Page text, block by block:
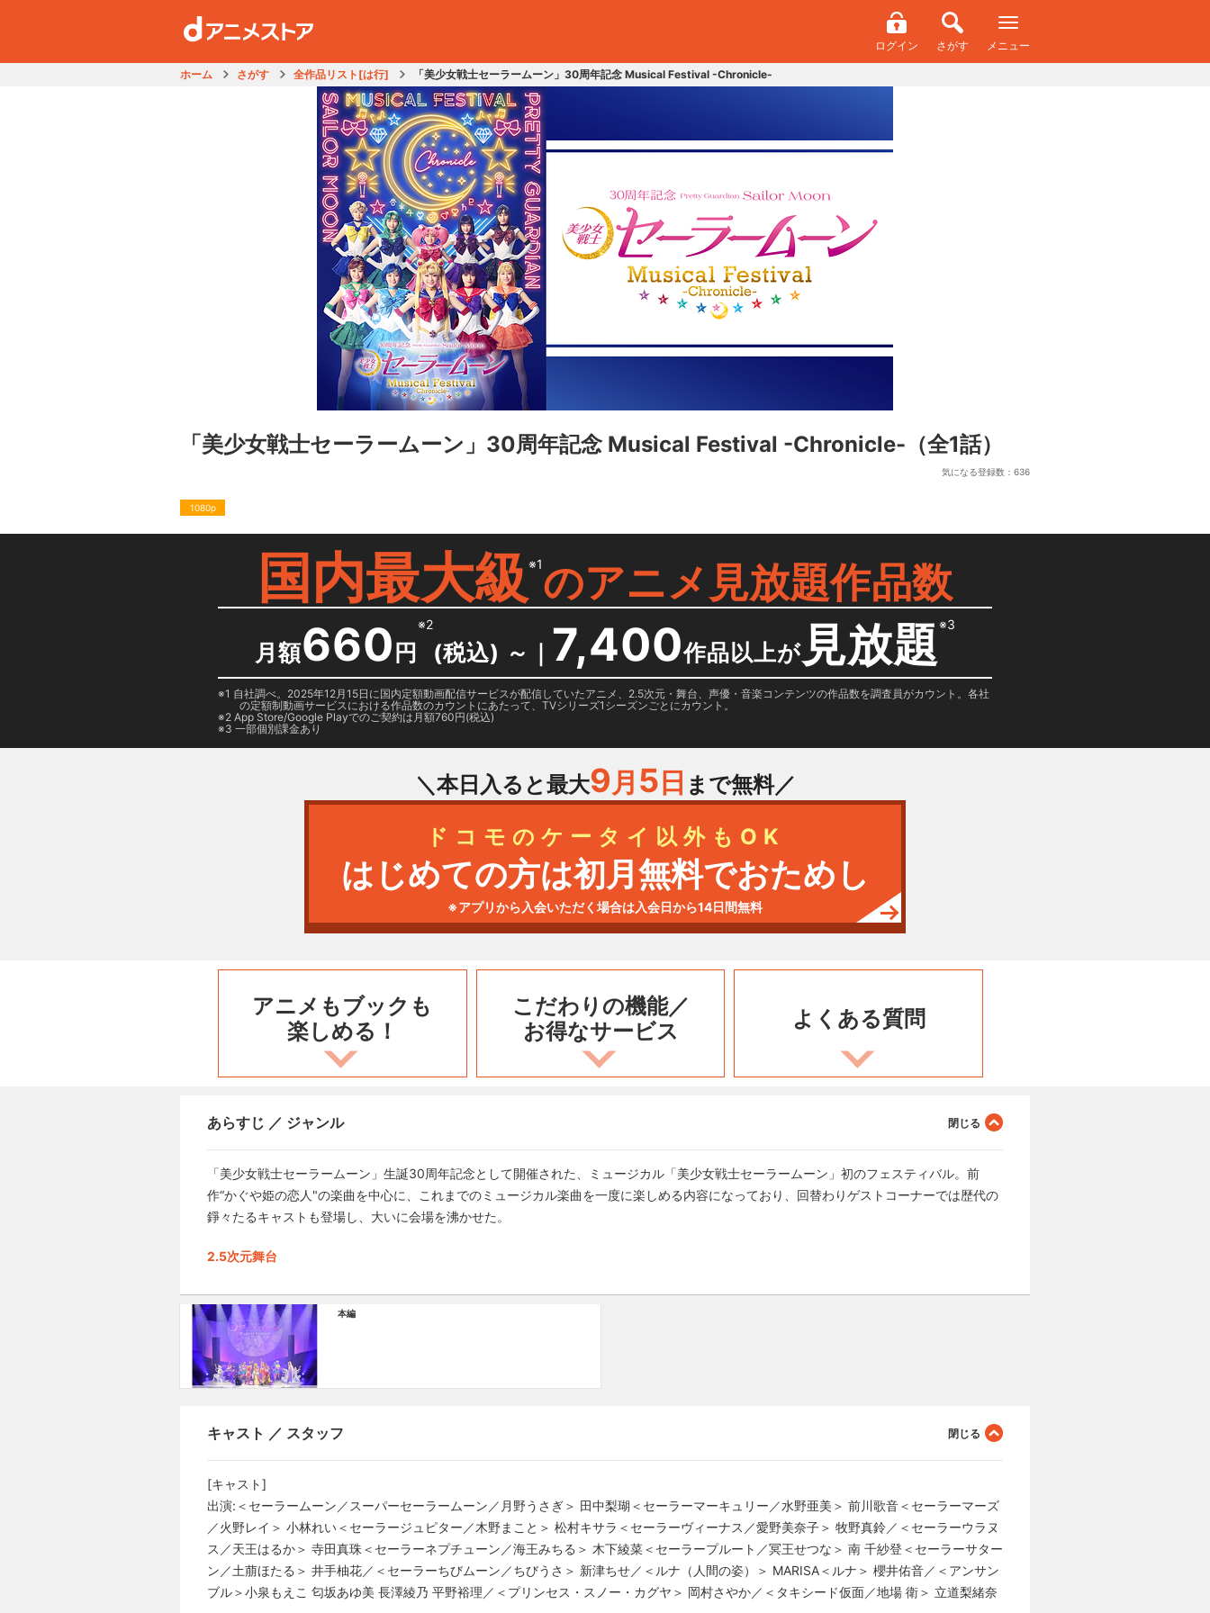
ログイン さがす メニュー
ホーム さがす 全作品リスト[は行] 「美少女戦士セーラームーン」30周年記念 Musical Festival -Chronicle-
「美少女戦士セーラームーン」30周年記念 Musical Festival -Chronicle- （全1話）
気になる登録数： 636
1080p
国内最大級 ※1のアニメ見放題作品数
月額660 円
※2
(税込) ～ ｜ 7,400作品以上が 見放題※3
1 自社調べ。2025年12月15日に国内定額動画配信サービスが配信していたアニメ、2.5次元・舞台、声優・音楽コンテンツの作品数を調査員がカウント。各社
の定額制動画サービスにおける作品数のカウントにあたって、TVシリーズ1シーズンごとにカウント。
2 App Store/Google Playでのご契約は月額760円(税込)
3 一部個別課金あり
＼本日入ると最大9月 5 日 まで無料／
ドコモのケータイ以外もOK
はじめての方は初月無料でおためし
※アプリから入会いただく場合は入会日から14日間無料
アニメもブックも
楽しめる！
こだわりの機能／
お得なサービス
よくある質問
あらすじ ／ ジャンル
「美少女戦士セーラームーン」生誕30周年記念として開催された、ミュージカル「美少女戦士セーラームーン」初のフェスティバル。前
作“かぐや姫の恋人"の楽曲を中心に、これまでのミュージカル楽曲を一度に楽しめる内容になっており、回替わりゲストコーナーでは歴代の
錚々たるキャストも登場し、大いに会場を沸かせた。
2.5次元舞台
本編
キャスト ／ スタッフ
[キャスト]
出演:＜セーラームーン／スーパーセーラームーン／月野うさぎ＞ 田中梨瑚＜セーラーマーキュリー／水野亜美＞ 前川歌音＜セーラーマーズ
／火野レイ＞ 小林れい＜セーラージュピター／木野まこと＞ 松村キサラ＜セーラーヴィーナス／愛野美奈子＞ 牧野真鈴／＜セーラーウラヌ
ス／天王はるか＞ 寺田真珠＜セーラーネプチューン／海王みちる＞ 木下綾菜＜セーラープルート／冥王せつな＞ 南 千紗登＜セーラーサター
ン／土萠ほたる＞ 井手柚花／＜セーラーちびムーン／ちびうさ＞ 新津ちせ／＜ルナ（人間の姿）＞ MARISA＜ルナ＞ 櫻井佑音／＜アンサン
ブル＞小泉もえこ 匂坂あゆ美 長澤綾乃 平野裕理／＜プリンセス・スノー・カグヤ＞ 岡村さやか／＜タキシード仮面／地場 衛＞ 立道梨緒奈